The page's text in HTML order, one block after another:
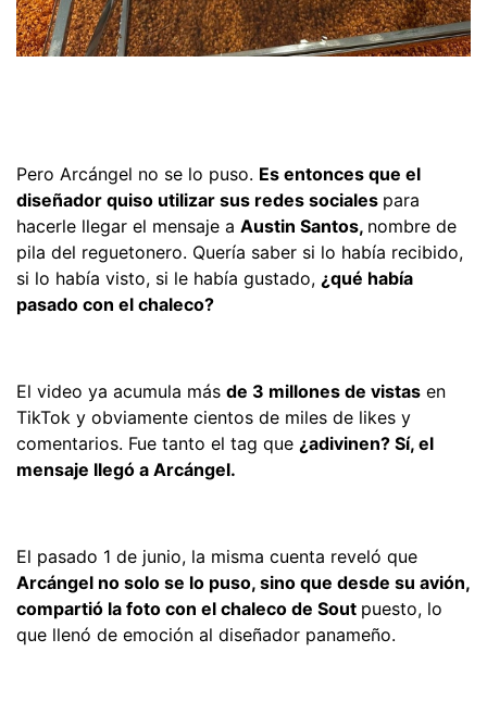
Pero Arcángel no se lo puso. Es entonces que el
diseñador quiso utilizar sus redes sociales para
hacerle llegar el mensaje a Austin Santos, nombre de
pila del reguetonero. Quería saber si lo había recibido,
si lo había visto, si le había gustado, ¿qué había
pasado con el chaleco?
El video ya acumula más de 3 millones de vistas en
TikTok y obviamente cientos de miles de likes y
comentarios. Fue tanto el tag que ¿adivinen? Sí, el
mensaje llegó a Arcángel.
El pasado 1 de junio, la misma cuenta reveló que
Arcángel no solo se lo puso, sino que desde su avión,
compartió la foto con el chaleco de Sout puesto, lo
que llenó de emoción al diseñador panameño.